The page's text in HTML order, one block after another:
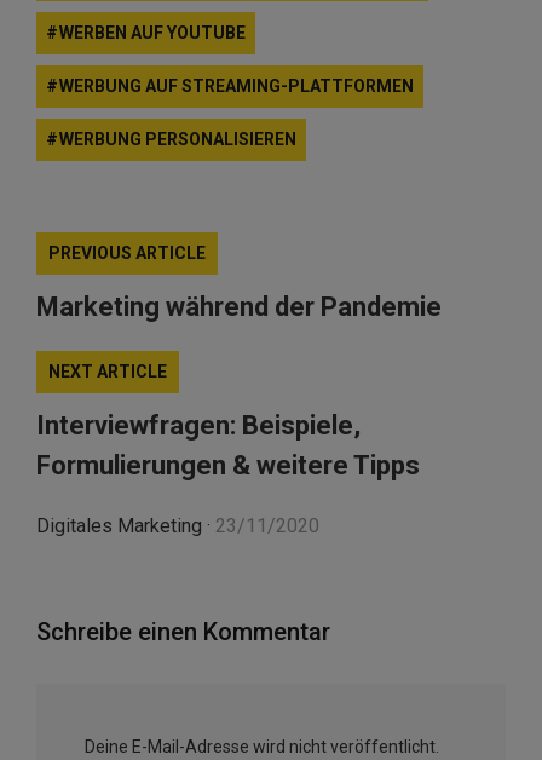
WERBEN AUF YOUTUBE
WERBUNG AUF STREAMING-PLATTFORMEN
WERBUNG PERSONALISIEREN
PREVIOUS ARTICLE
Marketing während der Pandemie
NEXT ARTICLE
Interviewfragen: Beispiele,
Formulierungen & weitere Tipps
Digitales Marketing · 23/11/2020
Schreibe einen Kommentar
Deine E-Mail-Adresse wird nicht veröffentlicht.